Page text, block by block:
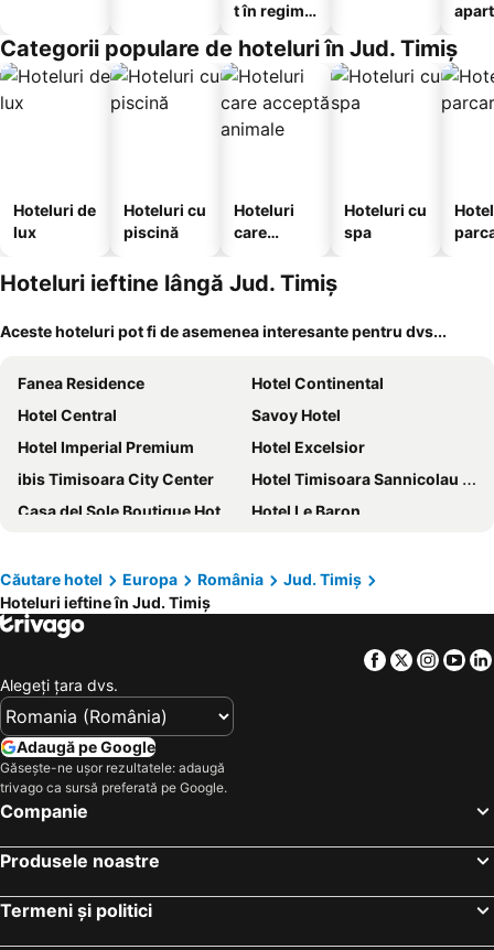
t în regim
Categorii populare de hoteluri în Jud. Timiș
Hoteluri de
lux
Hoteluri cu
piscină
Hoteluri
care
animale
Hoteluri cu
spa
Hoteluri ieftine lângă Jud. Timiș
Aceste hoteluri pot fi de asemenea interesante pentru dvs...
Fanea Residence
Hotel Continental
Hotel Central
Savoy Hotel
Hotel Imperial Premium
Hotel Excelsior
ibis Timisoara City Center
Hotel Timisoara Sannicolau Mare
Casa del Sole Boutique Hotel Timisoara
Hotel Le Baron
Ambassador Hotel
Hotel Timisoara
Hotel President
Hotel Rivo Timisoara
Hotel Silvana
Hotel Classico Timisoara
Casa Tinu
Hotel Dacia
Tresor Le Palais Timisoara, Curio Collection by Hilton
Pension Yasmine
Pensiunea Vlad
Căutare hotel Europa România
Jud. Timiș
Hoteluri ieftine în Jud. Timiș
Facebook
Twitter
Alegeţi ţara dvs.
Adaugă pe Google
Găsește-ne ușor rezultatele: adaugă
trivago ca sursă preferată pe Google.
Companie
Produsele noastre
Termeni și politici